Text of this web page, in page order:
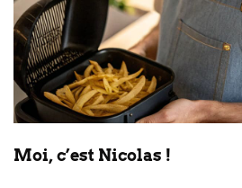
Moi, c’est Nicolas !